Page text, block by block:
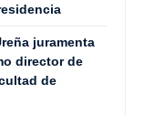
juramenta
director de
de